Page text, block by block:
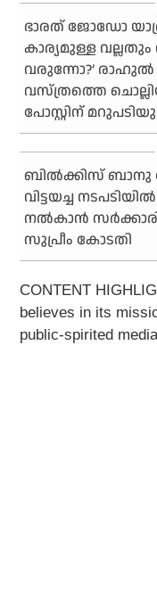
ഭാരത് ജോഡോ യാത്ര
കാര്യമുള്ള
വരുന്നോ?’ രാഹുല്‍
വസ്ത്രത്തെ
പോസ്റ്റിന്
ബില്‍ക്കിസ് ബാനു
വിട്ടയച്ച
നല്‍കാന്‍
സുപ്രീം കോടതി
CONTENT
believes in its
public-spirited